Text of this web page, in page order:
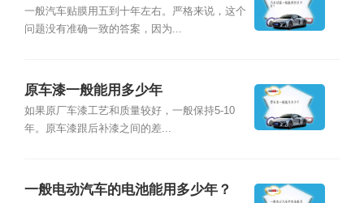
一般汽车贴膜用五到十年左右。严格来说，这个
问题没有准确一致的答案，因为...
原车漆一般能用多少年
如果原厂车漆工艺和质量较好，一般保持5-10
年。原车漆跟后补漆之间的差...
一般电动汽车的电池能用多少年？